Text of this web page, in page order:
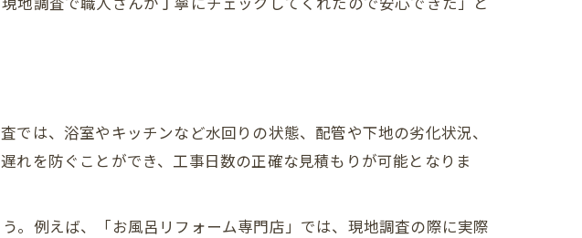
は、浴室やキッチンなど水回りの状態、配管や下地の劣化状況、
れを防ぐことができ、工事日数の正確な見積もりが可能となりま
。例えば、「お風呂リフォーム専門店」では、現地調査の際に実際